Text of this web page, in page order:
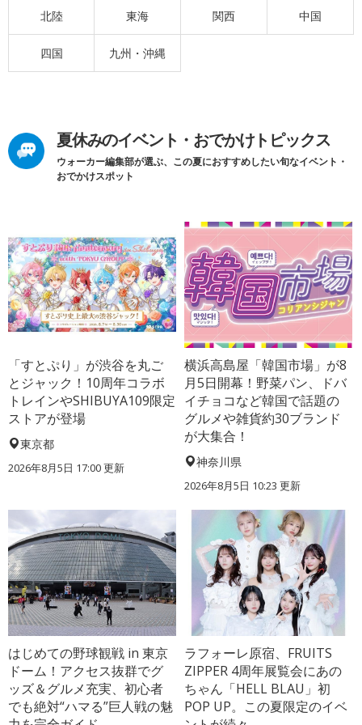
北陸 東海 関西 中国
四国 九州・沖縄
夏休みのイベント・おでかけトピックス
ウォーカー編集部が選ぶ、この夏におすすめしたい旬なイベント・
おでかけスポット
「すとぷり」が渋谷を丸ご
とジャック！10周年コラボ
トレインやSHIBUYA109限定
ストアが登場
東京都
2026年8月5日 17:00更新
横浜高島屋「韓国市場」が8
月5日開幕！野菜パン、ドバ
イチョコなど韓国で話題の
グルメや雑貨約30ブランド
が大集合！
神奈川県
2026年8月5日 10:23 更新
はじめての野球観戦 in 東京
ドーム！アクセス抜群でグ
ッズ＆グルメ充実、初心者
でも絶対“ハマる”巨人戦の魅
ラフォーレ原宿、FRUITS
ZIPPER 4周年展覧会にあの
ちゃん「HELL BLAU」初
POP UP。この夏限定のイベ